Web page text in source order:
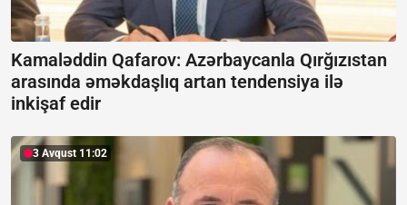
Kamaləddin Qafarov: Azərbaycanla Qırğızıstan
arasında əməkdaşlıq artan tendensiya ilə
inkişaf edir
3 Avqust 11:02